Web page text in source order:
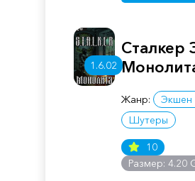
1.6.02
Сталкер
Жанр:
Экшен
Шутеры
10
Размер: 4.20